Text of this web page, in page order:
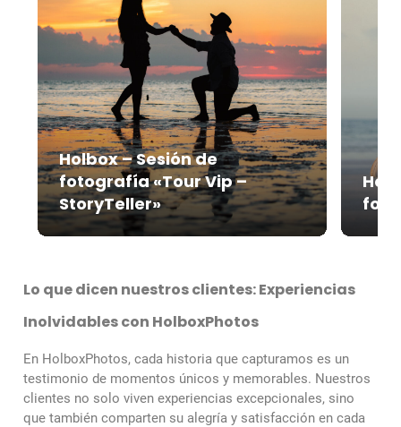
Holbox – Sesión de
fotografía «Tour Vip –
StoryTeller»
Lo que dicen nuestros clientes: Experiencias
Inolvidables con HolboxPhotos
En HolboxPhotos, cada historia que capturamos es un
testimonio de momentos únicos y memorables. Nuestros
clientes no solo viven experiencias excepcionales, sino
que también comparten su alegría y satisfacción en cada